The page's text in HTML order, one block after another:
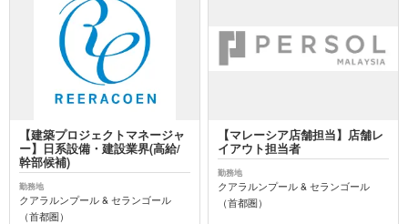
【建築プロジェクトマネージャ
ー】日系設備・建設業界(高給/
幹部候補)
勤務地
クアラルンプール & セランゴール
（首都圏）
【マレーシア店舗担当】店舗レ
イアウト担当者
勤務地
クアラルンプール & セランゴール
（首都圏）